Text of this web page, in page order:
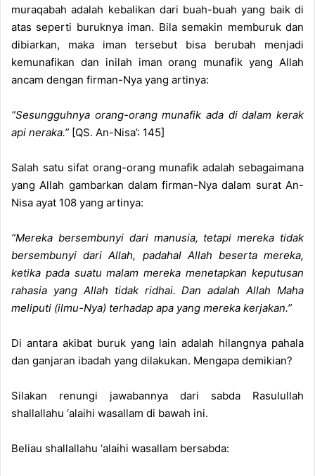
muraqabah adalah kebalikan dari buah-buah yang baik di
atas seperti buruknya iman. Bila semakin memburuk dan
dibiarkan, maka iman tersebut bisa berubah menjadi
kemunafikan dan inilah iman orang munafik yang Allah
ancam dengan firman-Nya yang artinya:
“Sesungguhnya orang-orang munafik ada di dalam kerak
api neraka.” [QS. An-Nisa’: 145]
Salah satu sifat orang-orang munafik adalah sebagaimana
yang Allah gambarkan dalam firman-Nya dalam surat An-
Nisa ayat 108 yang artinya:
“Mereka bersembunyi dari manusia, tetapi mereka tidak
bersembunyi dari Allah, padahal Allah beserta mereka,
ketika pada suatu malam mereka menetapkan keputusan
rahasia yang Allah tidak ridhai. Dan adalah Allah Maha
meliputi (ilmu-Nya) terhadap apa yang mereka kerjakan.”
Di antara akibat buruk yang lain adalah hilangnya pahala
dan ganjaran ibadah yang dilakukan. Mengapa demikian?
Silakan renungi jawabannya dari sabda Rasulullah
shallallahu ‘alaihi wasallam di bawah ini.
Beliau shallallahu ‘alaihi wasallam bersabda: